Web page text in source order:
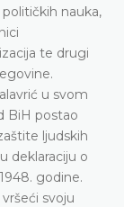
nauka,
te drugi
u svom
BiH postao
ljudskih
deklaraciju o
godine.
svoju